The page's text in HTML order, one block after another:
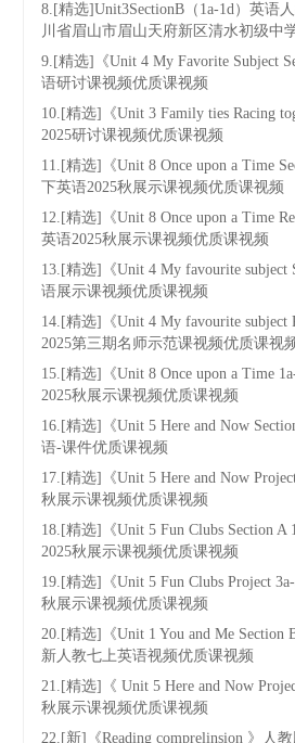
8.[精选]Unit3SectionB（1a-1d）英语
川省眉山市眉山天府新区清水初级中
9.[精选]《Unit 4 My Favorite Subject
语研讨课视频优质课视频
10.[精选]《Unit 3 Family ties Racing
2025研讨课视频优质课视频
11.[精选]《Unit 8 Once upon a Time
下英语2025秋展示课视频优质课视频
12.[精选]《Unit 8 Once upon a Time
英语2025秋展示课视频优质课视频
13.[精选]《Unit 4 My favourite subject
语展示课视频优质课视频
14.[精选]《Unit 4 My favourite
2025第三期名师示范课视频优质课视
15.[精选]《Unit 8 Once upon a Time
2025秋展示课视频优质课视频
16.[精选]《Unit 5 Here and Now
语-课件优质课视频
17.[精选]《Unit 5 Here and Now
秋展示课视频优质课视频
18.[精选]《Unit 5 Fun Clubs Section
2025秋展示课视频优质课视频
19.[精选]《Unit 5 Fun Clubs Project
秋展示课视频优质课视频
20.[精选]《Unit 1 You and Me Section
新人教七上英语视频优质课视频
21.[精选]《 Unit 5 Here and Now
秋展示课视频优质课视频
22.[新]《Reading comprelinsion 》人